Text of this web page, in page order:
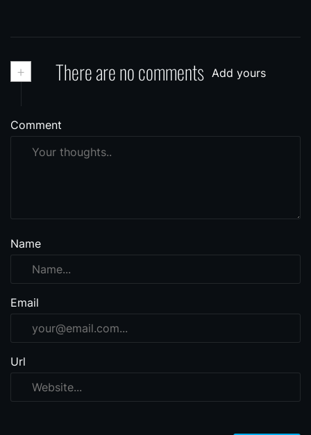
+ There are no comments Add yours
Comment
Name
Email
Url